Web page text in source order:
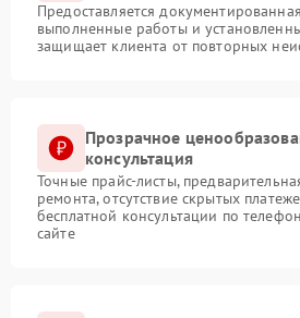
Предоставляется
выполненные работы и
защищает клиента от повторных
Прозрачное
консультация
Точные прайс-листы,
ремонта, отсутствие скрытых
бесплатной консультации по
сайте